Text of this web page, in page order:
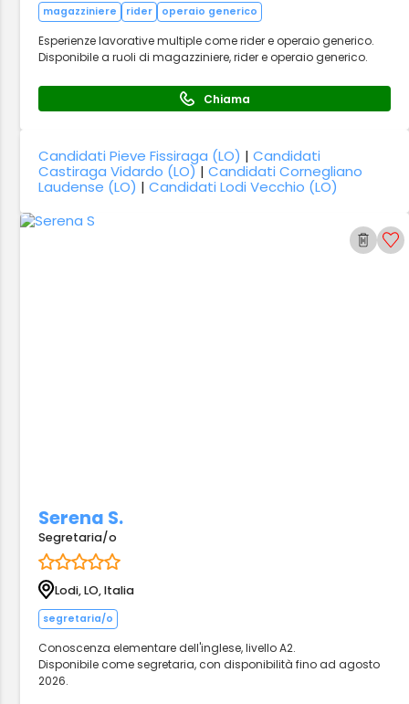
magazziniere rider operaio generico
Esperienze lavorative multiple come rider e operaio generico.
Disponibile a ruoli di magazziniere, rider e operaio generico.
Chiama
Candidati Pieve Fissiraga (LO) |Candidati
Castiraga Vidardo (LO) |Candidati Cornegliano
Laudense (LO) |Candidati Lodi Vecchio (LO)
Serena S.
Segretaria/o
Lodi, LO, Italia
segretaria/o
Conoscenza elementare dell'inglese, livello A2.
Disponibile come segretaria, con disponibilità fino ad agosto
2026.